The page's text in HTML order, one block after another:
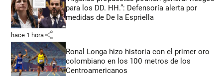
para los DD. HH.”: Defensoría alerta por
medidas de De la Espriella
hace 1 hora share
Ronal Longa hizo historia con el primer oro
colombiano en los 100 metros de los
Centroamericanos